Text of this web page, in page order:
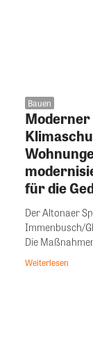
Bauen
für die
Der Altonaer
Immenbusch/
Die
Weiterlesen